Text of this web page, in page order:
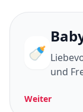
🍼
und
Weiter